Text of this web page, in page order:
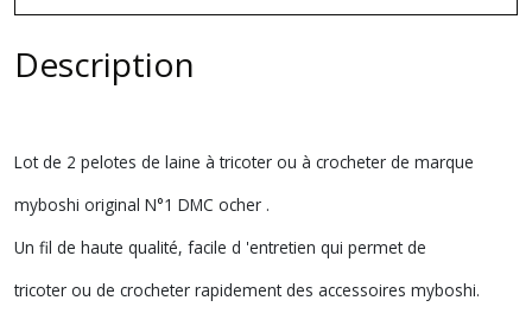
Description
Lot de 2 pelotes de laine à tricoter ou à crocheter de marque
myboshi original N°1 DMC ocher .
Un fil de haute qualité, facile d 'entretien qui permet de
tricoter ou de crocheter rapidement des accessoires myboshi.